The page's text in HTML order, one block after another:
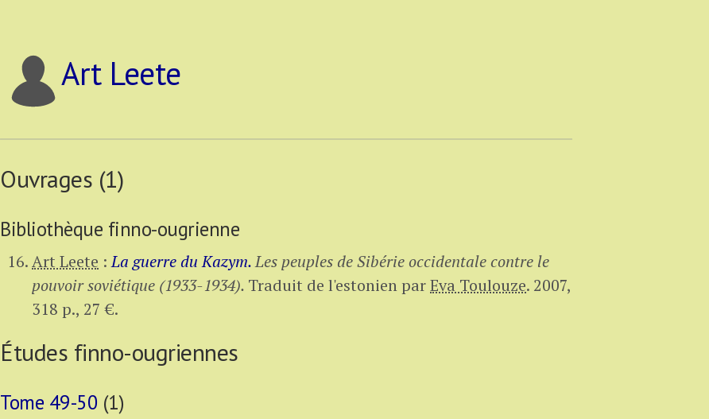
Art Leete
Ouvrages (1)
Bibliothèque finno-ougrienne
Art Leete :La guerre du Kazym.Les peuples de Sibérie occidentale contre le
pouvoir soviétique (1933-1934). Traduit de l'estonien parEva Toulouze. 2007,
318 p., 27 €.
Études finno-ougriennes
Tome 49-50 (1)